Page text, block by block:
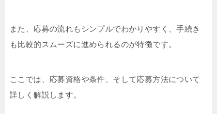
また、応募の流れもシンプルでわかりやすく、手続き
も比較的スムーズに進められるのが特徴です。
ここでは、応募資格や条件、そして応募方法について
詳しく解説します。